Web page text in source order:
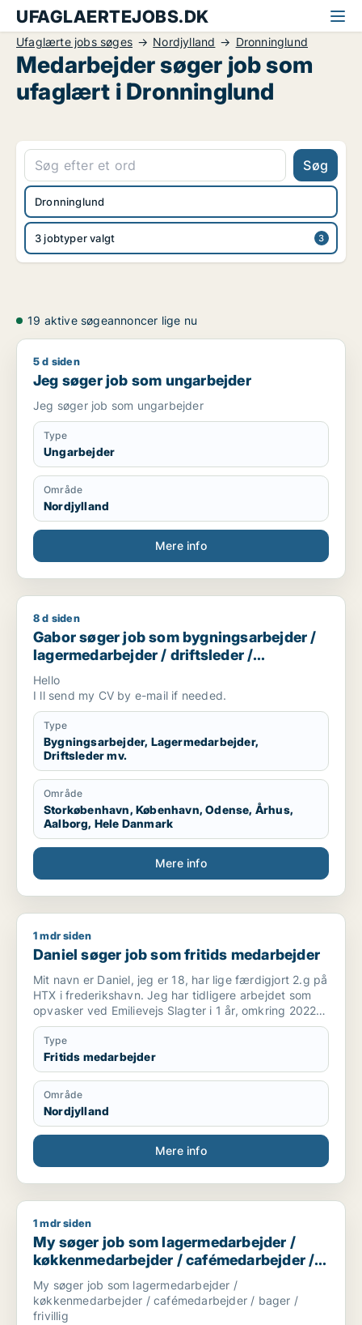
UFAGLAERTEJOBS.DK
Ufaglærte jobs søges Nordjylland Dronninglund
Medarbejder søger job som
ufaglært i Dronninglund
Søg
3 jobtyper valgt
Dronninglund
19 aktive søgeannoncer lige nu
Jeg søger job som ungarbejder
5 d siden
Jeg søger job som ungarbejder
Jeg søger job som ungarbejder
Type
Ungarbejder
Område
Nordjylland
Mere info
Gabor søger job som bygningsarbejder /
8 d siden
Gabor søger job som bygningsarbejder /
lagermedarbejder / driftsleder /
ungarbejder / ufaglært
Hello
I ll send my CV by e-mail if needed.
Type
Bygningsarbejder, Lagermedarbejder,
Driftsleder mv.
Område
Storkøbenhavn, København, Odense, Århus,
Aalborg, Hele Danmark
Mere info
Daniel søger job som fritids medarbejder
1 mdr siden
Daniel søger job som fritids medarbejder
Mit navn er Daniel, jeg er 18, har lige færdigjort 2.g på
HTX i frederikshavn. Jeg har tidligere arbejdet som
opvasker ved Emilievejs Slagter i 1 år, omkring 2022
til 2023. Før det arbejdede jeg som reklame og avis
omdeler.
Type
Fritids medarbejder
Område
Nordjylland
Mere info
My søger job som lagermedarbejder / køkkenmedarbejder
1 mdr siden
My søger job som lagermedarbejder /
køkkenmedarbejder / cafémedarbejder /
bager / frivillig
My søger job som lagermedarbejder /
køkkenmedarbejder / cafémedarbejder / bager /
frivillig